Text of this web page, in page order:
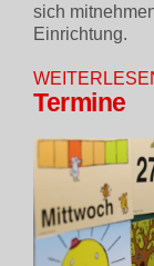
sich
Einrichtung.
Termine